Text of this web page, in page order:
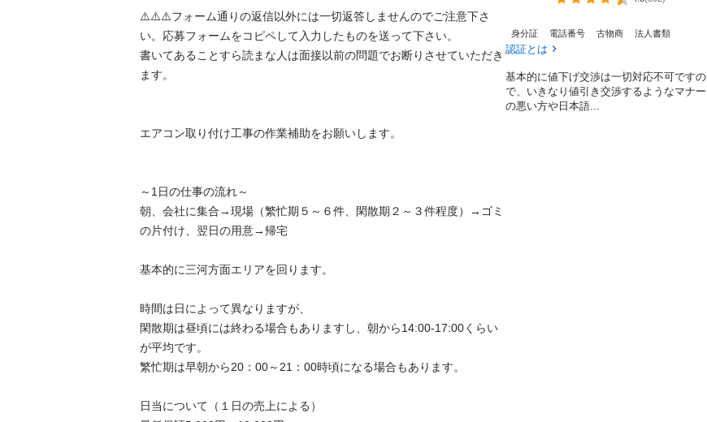
⚠️⚠️⚠️フォーム通りの返信以外には一切返答しませんのでご注意下さ
い。応募フォームをコピペして入力したものを送って下さい。
書いてあることすら読まな人は面接以前の問題でお断りさせていただき
ます。
エアコン取り付け工事の作業補助をお願いします。
～1日の仕事の流れ～
朝、会社に集合→現場（繁忙期５～６件、閑散期２～３件程度）→ゴミ
の片付け、翌日の用意→帰宅
基本的に三河方面エリアを回ります。
時間は日によって異なりますが、
閑散期は昼頃には終わる場合もありますし、朝から14:00-17:00くらい
が平均です。
繁忙期は早朝から20：00～21：00時頃になる場合もあります。
日当について（１日の売上による）
身分証 電話番号 古物商 法人書類
認証とは
基本的に値下げ交渉は一切対応不可ですの
で、いきなり値引き交渉するようなマナー
の悪い方や日本語...